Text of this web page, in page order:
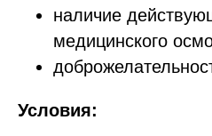
наличие
медицинского
Условия: